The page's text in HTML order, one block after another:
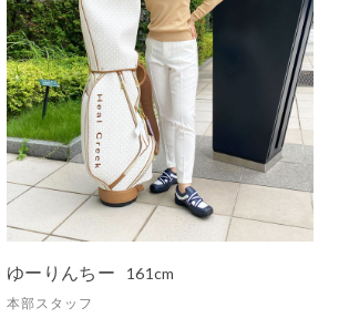
ゆーりんちー 161cm
本部スタッフ